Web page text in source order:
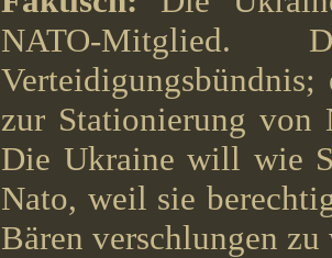
NATO-
zur Stationierung von
Die Ukraine will wie
Nato, weil sie
Bären verschlungen zu